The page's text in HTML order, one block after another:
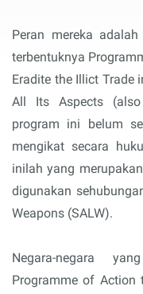
Peran mereka
terbentuknya
Eradite the Illict Trade
All Its Aspects
program ini belum
mengikat secara
inilah yang
digunakan
Weapons (SALW).
Negara-negara
Programme of Action